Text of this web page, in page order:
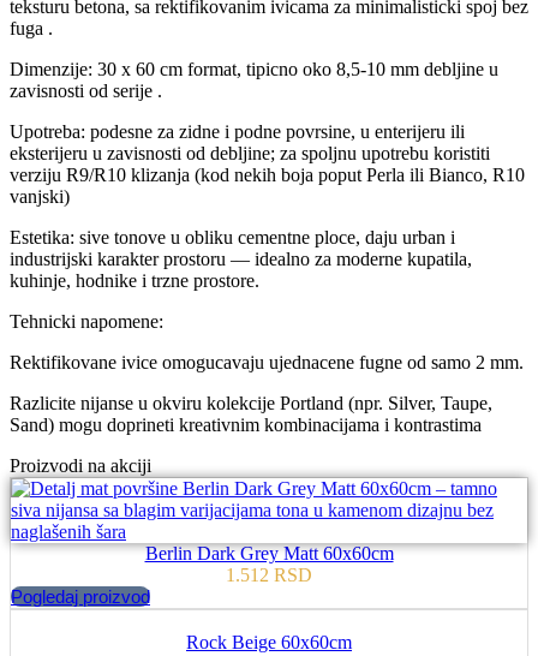
teksturu betona, sa rektifikovanim ivicama za minimalisticki spoj bez
fuga .
Dimenzije: 30 x 60 cm format, tipicno oko 8,5-10 mm debljine u
zavisnosti od serije .
Upotreba: podesne za zidne i podne povrsine, u enterijeru ili
eksterijeru u zavisnosti od debljine; za spoljnu upotrebu koristiti
verziju R9/R10 klizanja (kod nekih boja poput Perla ili Bianco, R10
vanjski)
Estetika: sive tonove u obliku cementne ploce, daju urban i
industrijski karakter prostoru — idealno za moderne kupatila,
kuhinje, hodnike i trzne prostore.
Tehnicki napomene:
Rektifikovane ivice omogucavaju ujednacene fugne od samo 2 mm.
Razlicite nijanse u okviru kolekcije Portland (npr. Silver, Taupe,
Sand) mogu doprineti kreativnim kombinacijama i kontrastima
Proizvodi na akciji
Berlin Dark Grey Matt 60x60cm
1.512 RSD
Pogledaj proizvod
Rock Beige 60x60cm